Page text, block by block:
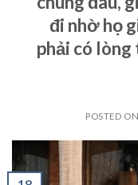
đi nhờ họ
phải có
POSTED ON